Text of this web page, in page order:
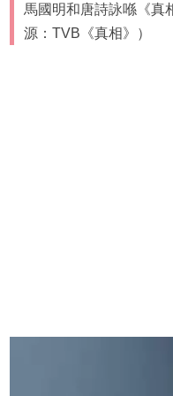
馬國明和唐詩詠喺《真
源：TVB《真相》）